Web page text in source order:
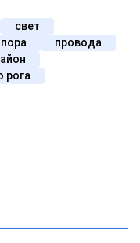
свет
провода
рога